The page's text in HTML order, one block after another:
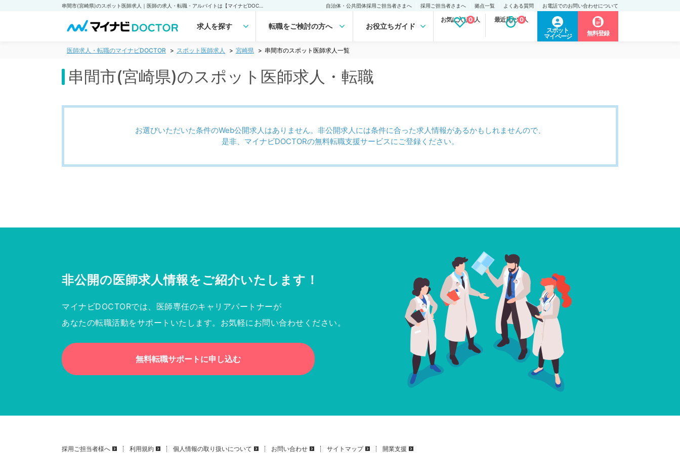
自治体・公共団体採用ご担当者さまへ 採用ご担当者さまへ 拠点一覧 よくある質問 お電話でのお問い合わせについて
求人を探す 転職をご検討の方へ お役立ちガイド
お気に入り求人
0 最近見た求人
0
スポット
マイページ
無料登録
医師求人・転職のマイナビDOCTOR スポット医師求人 宮崎県 串間市のスポット医師求人一覧
串間市(宮崎県)のスポット医師求人・転職
お選びいただいた条件のWeb公開求人はありません。非公開求人には条件に合った求人情報があるかもしれませんので、
是非、マイナビDOCTORの無料転職支援サービスにご登録ください。
非公開の医師求人情報をご紹介いたします！
マイナビDOCTORでは、医師専任のキャリアパートナーが
あなたの転職活動をサポートいたします。お気軽にお問い合わせください。
無料転職サポートに申し込む
採用ご担当者様へ 利用規約 個人情報の取り扱いについて お問い合わせ サイトマップ 開業支援